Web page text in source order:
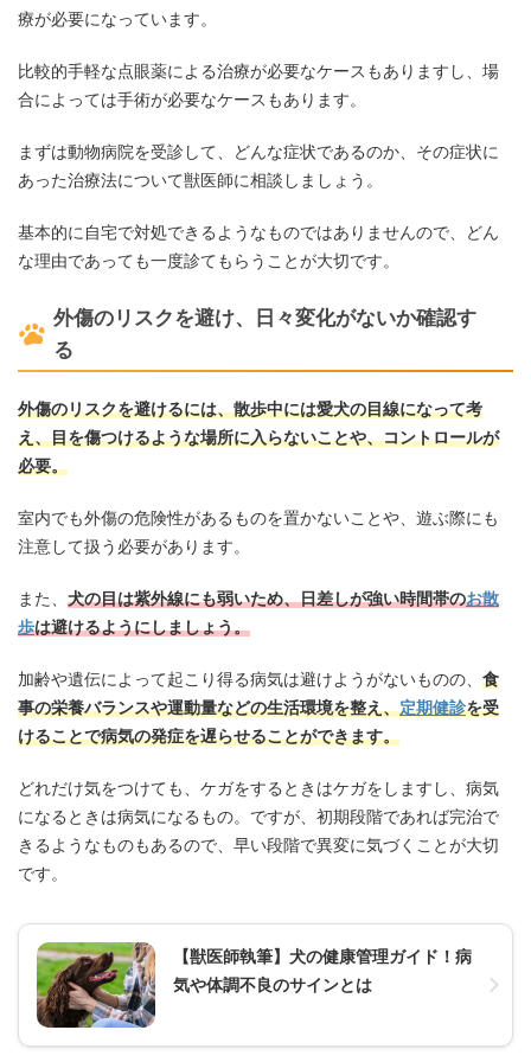
療が必要になっています。
比較的手軽な点眼薬による治療が必要なケースもありますし、場
合によっては手術が必要なケースもあります。
まずは動物病院を受診して、どんな症状であるのか、その症状に
あった治療法について獣医師に相談しましょう。
基本的に自宅で対処できるようなものではありませんので、どん
な理由であっても一度診てもらうことが大切です。
外傷のリスクを避け、日々変化がないか確認す
る
外傷のリスクを避けるには、散歩中には愛犬の目線になって考
え、目を傷つけるような場所に入らないことや、コントロールが
必要。
室内でも外傷の危険性があるものを置かないことや、遊ぶ際にも
注意して扱う必要があります。
また、 犬の目は紫外線にも弱いため、日差しが強い時間帯のお散
歩は避けるようにしましょう。
加齢や遺伝によって起こり得る病気は避けようがないものの、 食
事の栄養バランスや運動量などの生活環境を整え、定期健診を受
けることで病気の発症を遅らせることができます。
どれだけ気をつけても、ケガをするときはケガをしますし、病気
になるときは病気になるもの。ですが、初期段階であれば完治で
きるようなものもあるので、早い段階で異変に気づくことが大切
です。
【獣医師執筆】犬の健康管理ガイド！病
気や体調不良のサインとは